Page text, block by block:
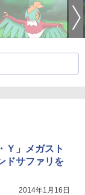
Ｙ」メガスト
ドサファリを
2014年1月16日